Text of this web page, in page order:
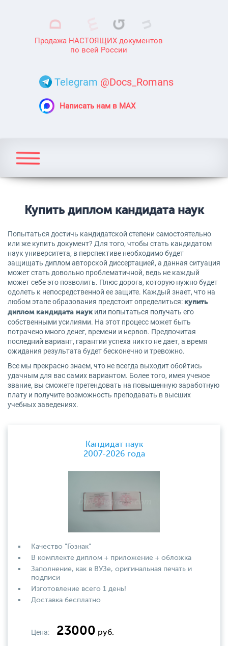
Продажа НАСТОЯЩИХ документов
по всей России
Telegram @Docs_Romans
Написать нам в MAX
Купить диплом кандидата наук
Попытаться достичь кандидатской степени самостоятельно
или же купить документ? Для того, чтобы стать кандидатом
наук университета, в перспективе необходимо будет
защищать диплом авторской диссертацией, а данная ситуация
может стать довольно проблематичной, ведь не каждый
может себе это позволить. Плюс дорога, которую нужно будет
одолеть к непосредственной ее защите. Каждый знает, что на
любом этапе образования предстоит определиться: купить
диплом кандидата наук или попытаться получать его
собственными усилиями. На этот процесс может быть
потрачено много денег, времени и нервов. Предпочитая
последний вариант, гарантии успеха никто не дает, а время
ожидания результата будет бесконечно и тревожно.
Все мы прекрасно знаем, что не всегда выходит обойтись
удачным для вас самих вариантом. Более того, имея ученое
звание, вы сможете претендовать на повышенную заработную
плату и получите возможность преподавать в высших
учебных заведениях.
Кандидат наук
2007-2026 года
Качество "Гознак"
В комплекте диплом + приложение + обложка
Заполнение, как в ВУЗе, оригинальная печать и
подписи
Изготовление всего 1 день!
Доставка бесплатно
Цена: 23000 руб.